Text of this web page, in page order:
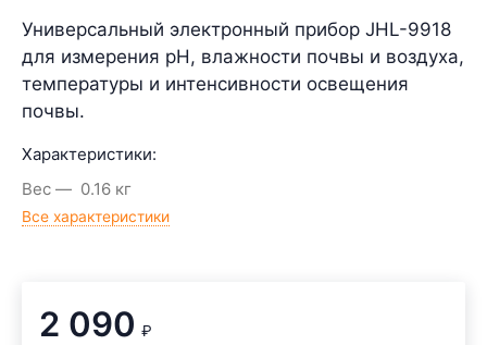
Универсальный электронный прибор JHL-9918
для измерения pH, влажности почвы и воздуха,
температуры и интенсивности освещения
почвы.
Характеристики:
Вес
0.16 кг
Все характеристики
2 090 ₽